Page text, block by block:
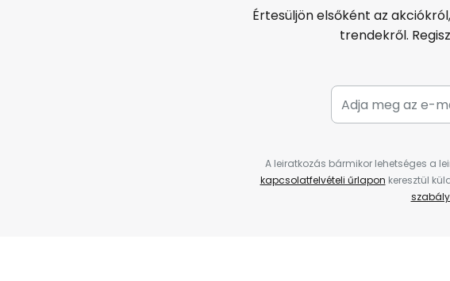
Értesüljön elsőként az
trendekről.
A leiratkozás bármikor lehetséges a
kapcsolatfelvételi űrlapon keresztül